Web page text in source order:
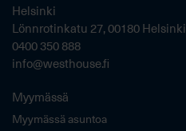
Helsinki
Lönnrotinkatu 27, 00180 Helsinki
0400 350 888
info@westhouse.fi
Myymässä
Myymässä asuntoa